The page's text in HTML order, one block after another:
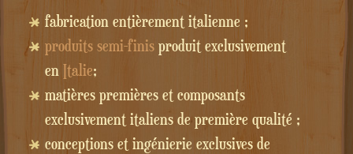
fabrication entièrement italienne ;
produits semi-finisproduit exclusivement
en Italie;
matières premières et composants
exclusivement italiens de première qualité ;
conceptions et ingénierie exclusives de